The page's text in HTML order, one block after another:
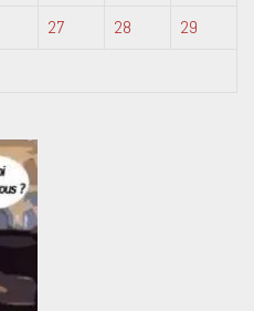
27 28
29